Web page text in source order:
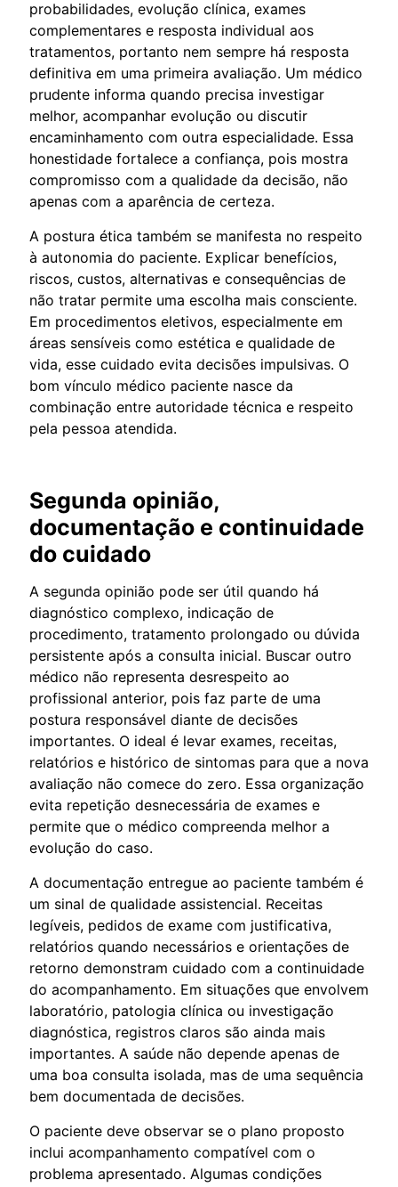
probabilidades, evolução clínica, exames
complementares e resposta individual aos
tratamentos, portanto nem sempre há resposta
definitiva em uma primeira avaliação. Um médico
prudente informa quando precisa investigar
melhor, acompanhar evolução ou discutir
encaminhamento com outra especialidade. Essa
honestidade fortalece a confiança, pois mostra
compromisso com a qualidade da decisão, não
apenas com a aparência de certeza.
A postura ética também se manifesta no respeito
à autonomia do paciente. Explicar benefícios,
riscos, custos, alternativas e consequências de
não tratar permite uma escolha mais consciente.
Em procedimentos eletivos, especialmente em
áreas sensíveis como estética e qualidade de
vida, esse cuidado evita decisões impulsivas. O
bom vínculo médico paciente nasce da
combinação entre autoridade técnica e respeito
pela pessoa atendida.
Segunda opinião,
documentação e continuidade
do cuidado
A segunda opinião pode ser útil quando há
diagnóstico complexo, indicação de
procedimento, tratamento prolongado ou dúvida
persistente após a consulta inicial. Buscar outro
médico não representa desrespeito ao
profissional anterior, pois faz parte de uma
postura responsável diante de decisões
importantes. O ideal é levar exames, receitas,
relatórios e histórico de sintomas para que a nova
avaliação não comece do zero. Essa organização
evita repetição desnecessária de exames e
permite que o médico compreenda melhor a
evolução do caso.
A documentação entregue ao paciente também é
um sinal de qualidade assistencial. Receitas
legíveis, pedidos de exame com justificativa,
relatórios quando necessários e orientações de
retorno demonstram cuidado com a continuidade
do acompanhamento. Em situações que envolvem
laboratório, patologia clínica ou investigação
diagnóstica, registros claros são ainda mais
importantes. A saúde não depende apenas de
uma boa consulta isolada, mas de uma sequência
bem documentada de decisões.
O paciente deve observar se o plano proposto
inclui acompanhamento compatível com o
problema apresentado. Algumas condições